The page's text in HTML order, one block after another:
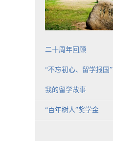
二十周年回顾
“不忘初心、留学报国”
我的留学故事
“百年树人”奖学金